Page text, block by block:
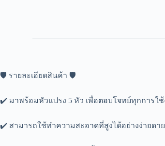
🛡 รายละเอียดสินค้า 🛡
✔️ มาพร้อมหัวแปรง 5 หัว เพื่อตอบโจทย์ทุกการใ
✔️ สามารถใช้ทำความสะอาดที่สูงได้อย่างง่ายดา